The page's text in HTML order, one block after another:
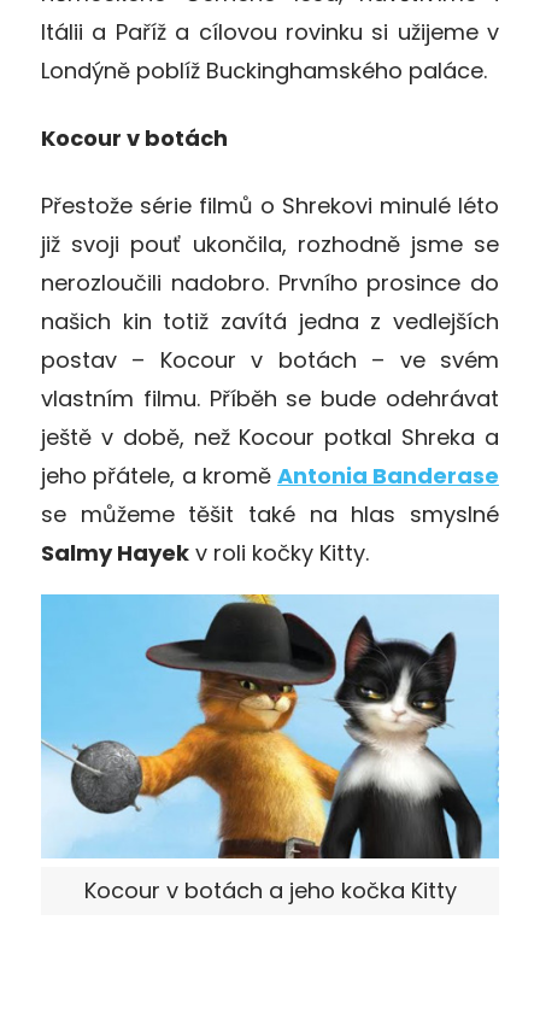
Itálii a Paříž a cílovou rovinku si užijeme v
Londýně poblíž Buckinghamského paláce.
Kocour v botách
Přestože série filmů o Shrekovi minulé léto
již svoji pouť ukončila, rozhodně jsme se
nerozloučili nadobro. Prvního prosince do
našich kin totiž zavítá jedna z vedlejších
postav – Kocour v botách – ve svém
vlastním filmu. Příběh se bude odehrávat
ještě v době, než Kocour potkal Shreka a
jeho přátele, a kromě Antonia Banderase
se můžeme těšit také na hlas smyslné
Salmy Hayek v roli kočky Kitty.
Kocour v botách a jeho kočka Kitty